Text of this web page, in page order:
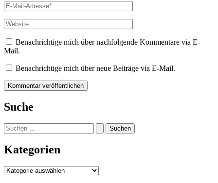
E-
Mail-
Adresse*
Website
Benachrichtige mich über nachfolgende Kommentare via E-
Mail.
Benachrichtige mich über neue Beiträge via E-Mail.
Suche
Suchen
nach:
Kategorien
Kategorien